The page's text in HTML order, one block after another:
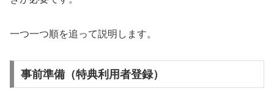
一つ一つ順を追って説明します。
事前準備（特典利用者登録）